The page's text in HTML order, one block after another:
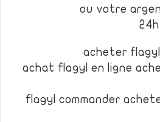
ou votre
acheter
achat flagyl en ligne
flagyl commander